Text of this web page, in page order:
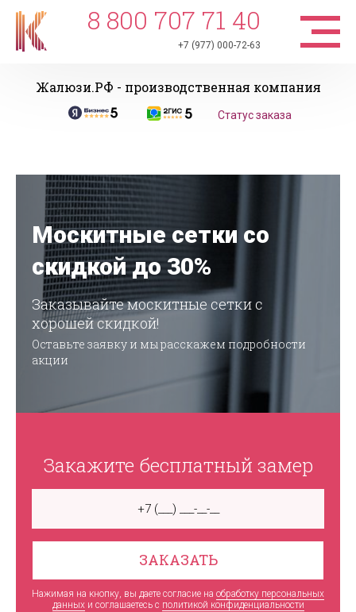
8 800 707 71 40
+7 (977) 000-72-63
Жалюзи.РФ - производственная компания
Статус заказа
Москитные сетки со
скидкой до 30%
Заказывайте москитные сетки с
хорошей скидкой!
Оставьте заявку и мы расскажем подробности
акции
Закажите бесплатный замер
ЗАКАЗАТЬ
Нажимая на кнопку, вы даете согласие на обработку персональных
данныхи соглашаетесь c политикой конфиденциальности